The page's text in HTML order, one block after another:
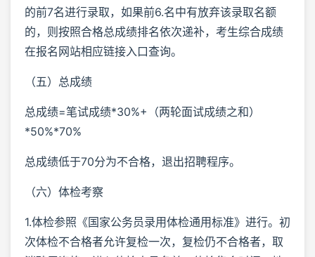
的前7名进行录取，如果前6.名中有放弃该录取名额
的，则按照合格总成绩排名依次递补，考生综合成绩
在报名网站相应链接入口查询。
（五）总成绩
总成绩=笔试成绩*30%+（两轮面试成绩之和）
*50%*70%
总成绩低于70分为不合格，退出招聘程序。
（六）体检考察
1.体检参照《国家公务员录用体检通用标准》进行。初
次体检不合格者允许复检一次，复检仍不合格者，取